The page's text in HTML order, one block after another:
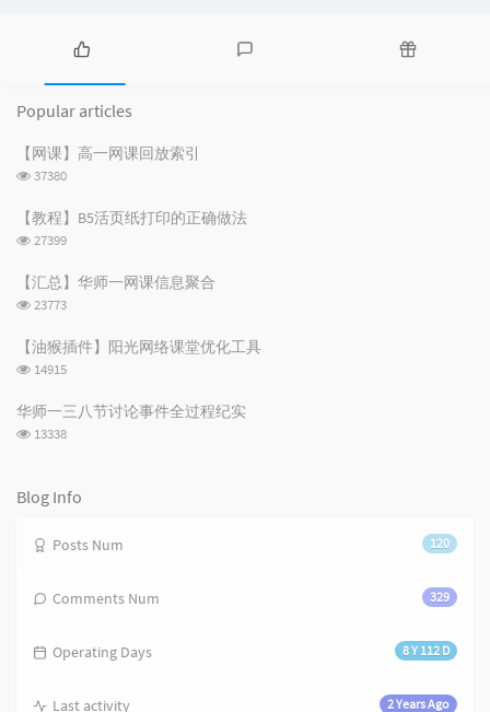
P
p
u
r
t
l
c
t
Popular articles
【网课】高一网课回放索引
浏
次
数:
37380
【教程】B5活页纸打印的正确做法
浏
次
数:
27399
【汇总】华师一网课信息聚合
浏
次
数:
23773
【油猴插件】阳光网络课堂优化工具
浏
次
数:
14915
华师一三八节讨论事件全过程纪实
浏
13338
Blog Info
120
Posts Num
329
Comments Num
8 Y 112 D
Operating Days
2 Years Ago
Last activity